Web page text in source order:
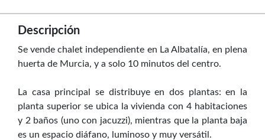
Descripción
Se vende chalet independiente en La Albatalía, en plena
huerta de Murcia, y a solo 10 minutos del centro.
La casa principal se distribuye en dos plantas: en la
planta superior se ubica la vivienda con 4 habitaciones
y 2 baños (uno con jacuzzi), mientras que la planta baja
es un espacio diáfano, luminoso y muy versátil.